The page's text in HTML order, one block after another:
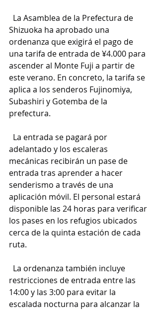
La Asamblea de la Prefectura de
Shizuoka ha aprobado una
ordenanza que exigirá el pago de
una tarifa de entrada de ¥4.000 para
ascender al Monte Fuji a partir de
este verano. En concreto, la tarifa se
aplica a los senderos Fujinomiya,
Subashiri y Gotemba de la
prefectura.
La entrada se pagará por
adelantado y los escaleras
mecánicas recibirán un pase de
entrada tras aprender a hacer
senderismo a través de una
aplicación móvil. El personal estará
disponible las 24 horas para verificar
los pases en los refugios ubicados
cerca de la quinta estación de cada
ruta.
La ordenanza también incluye
restricciones de entrada entre las
14:00 y las 3:00 para evitar la
escalada nocturna para alcanzar la